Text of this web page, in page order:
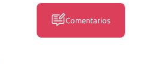
Comentarios